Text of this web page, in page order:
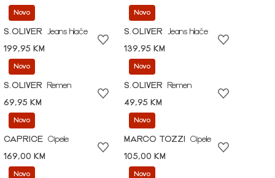
Novo
S.OLIVER
Jeans hlače
199,95 KM
Novo
S.OLIVER
Jeans hlače
139,95 KM
Novo
S.OLIVER
Remen
69,95 KM
Novo
S.OLIVER
Remen
49,95 KM
Novo
CAPRICE Cipele
169,00 KM
Novo
MARCO TOZZI
Cipele
105,00 KM
Novo Novo